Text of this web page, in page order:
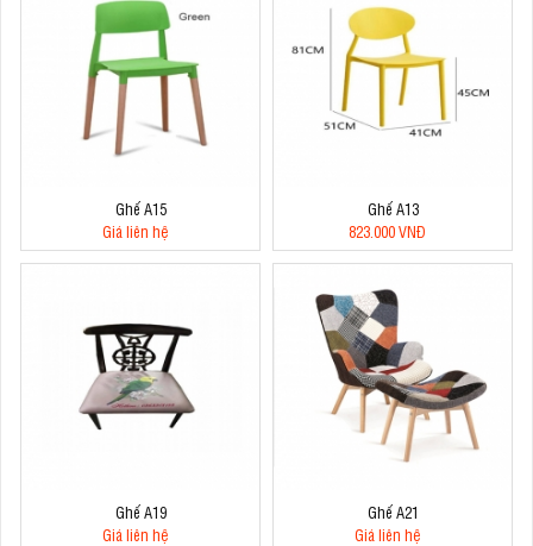
Ghế A15
Giá liên hệ
Ghế A13
823.000 VNĐ
Ghế A19
Giá liên hệ
Ghế A21
Giá liên hệ